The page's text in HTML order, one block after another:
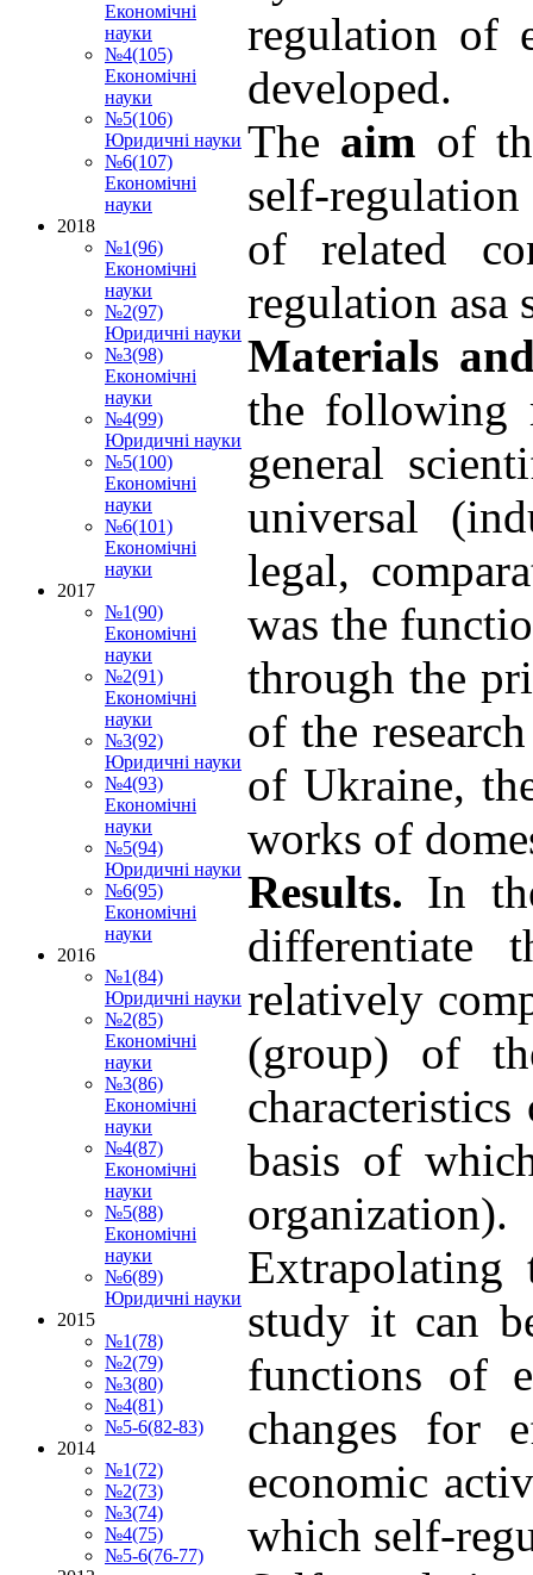
regulation of
developed.
The aim of
self-
of related
regulation asa
Materials
the following
general
universal
legal,
was the
through the
of the
of Ukraine,
works of
Results. In
differentiate
relatively
(group) of
basis of
organization).
study it can
functions of
changes for
economic
which self-
Економічні
науки
№4(105)
Економічні
науки
№5(106)
Юридичні науки
№6(107)
Економічні
науки
2018
№1(96)
Економічні
науки
№2(97)
Юридичні науки
№3(98)
Економічні
науки
№4(99)
Юридичні науки
№5(100)
Економічні
науки
№6(101)
Економічні
науки
2017
№1(90)
Економічні
науки
№2(91)
Економічні
науки
№3(92)
Юридичні науки
№4(93)
Економічні
науки
№5(94)
Юридичні науки
№6(95)
Економічні
науки
2016
№1(84)
Юридичні науки
№2(85)
Економічні
науки
№3(86)
Економічні
науки
№4(87)
Економічні
науки
№5(88)
Економічні
науки
№6(89)
Юридичні науки
2015
№1(78)
№2(79)
№3(80)
№4(81)
№5-6(82-83)
2014
№1(72)
№2(73)
№3(74)
№4(75)
№5-6(76-77)